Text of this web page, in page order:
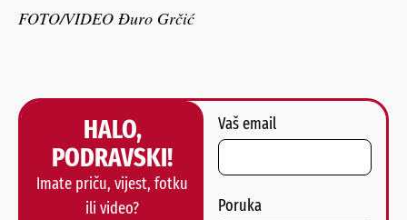
FOTO/VIDEO Đuro Grčić
HALO,
PODRAVSKI!
Imate priču, vijest, fotku
ili video?
Vaš email
Poruka